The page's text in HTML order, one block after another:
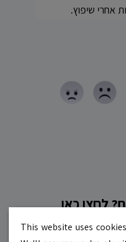
אחרי שיפוץ.
לחצו כאן
לדף העסק
This website uses